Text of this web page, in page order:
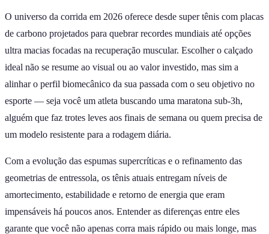
O universo da corrida em 2026 oferece desde super tênis com placas
de carbono projetados para quebrar recordes mundiais até opções
ultra macias focadas na recuperação muscular. Escolher o calçado
ideal não se resume ao visual ou ao valor investido, mas sim a
alinhar o perfil biomecânico da sua passada com o seu objetivo no
esporte — seja você um atleta buscando uma maratona sub-3h,
alguém que faz trotes leves aos finais de semana ou quem precisa de
um modelo resistente para a rodagem diária.
Com a evolução das espumas supercríticas e o refinamento das
geometrias de entressola, os tênis atuais entregam níveis de
amortecimento, estabilidade e retorno de energia que eram
impensáveis há poucos anos. Entender as diferenças entre eles
garante que você não apenas corra mais rápido ou mais longe, mas